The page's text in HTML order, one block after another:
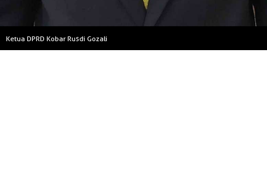
Ketua DPRD Kobar Rusdi Gozali